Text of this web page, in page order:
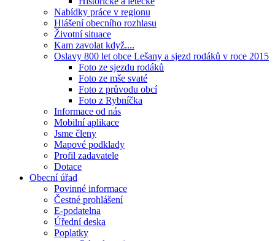
Nabídky práce v regionu
Hlášení obecního rozhlasu
Životní situace
Kam zavolat když....
Oslavy 800 let obce Lešany a sjezd rodáků v roce 2015
Foto ze sjezdu rodáků
Foto ze mše svaté
Foto z průvodu obcí
Foto z Rybníčka
Informace od nás
Mobilní aplikace
Jsme členy
Mapové podklady
Profil zadavatele
Dotace
Obecní úřad
Povinné informace
Čestné prohlášení
E-podatelna
Úřední deska
Poplatky